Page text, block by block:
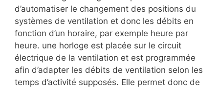
d’automatiser le changement des positions du
systèmes de ventilation et donc les débits en
fonction d’un horaire, par exemple heure par
heure. une horloge est placée sur le circuit
électrique de la ventilation et est programmée
afin d’adapter les débits de ventilation selon les
temps d’activité supposés. Elle permet donc de